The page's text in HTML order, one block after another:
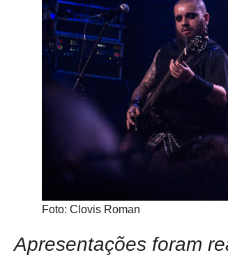
Foto: Clovis Roman
Apresentações foram